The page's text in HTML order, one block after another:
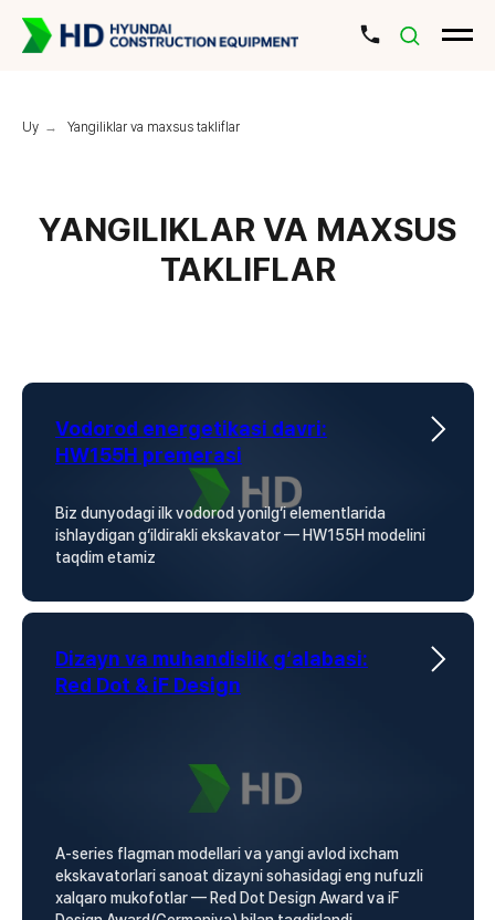
Uy → Yangiliklar va maxsus takliflar
YANGILIKLAR VA MAXSUS
TAKLIFLAR
Vodorod energetikasi davri:
HW155H premerasi
Biz dunyodagi ilk vodorod yonilg‘i elementlarida
ishlaydigan g‘ildirakli ekskavator — HW155H modelini
taqdim etamiz
Dizayn va muhandislik g‘alabasi:
Red Dot & iF Design
A-series flagman modellari va yangi avlod ixcham
ekskavatorlari sanoat dizayni sohasidagi eng nufuzli
xalqaro mukofotlar — Red Dot Design Award va iF